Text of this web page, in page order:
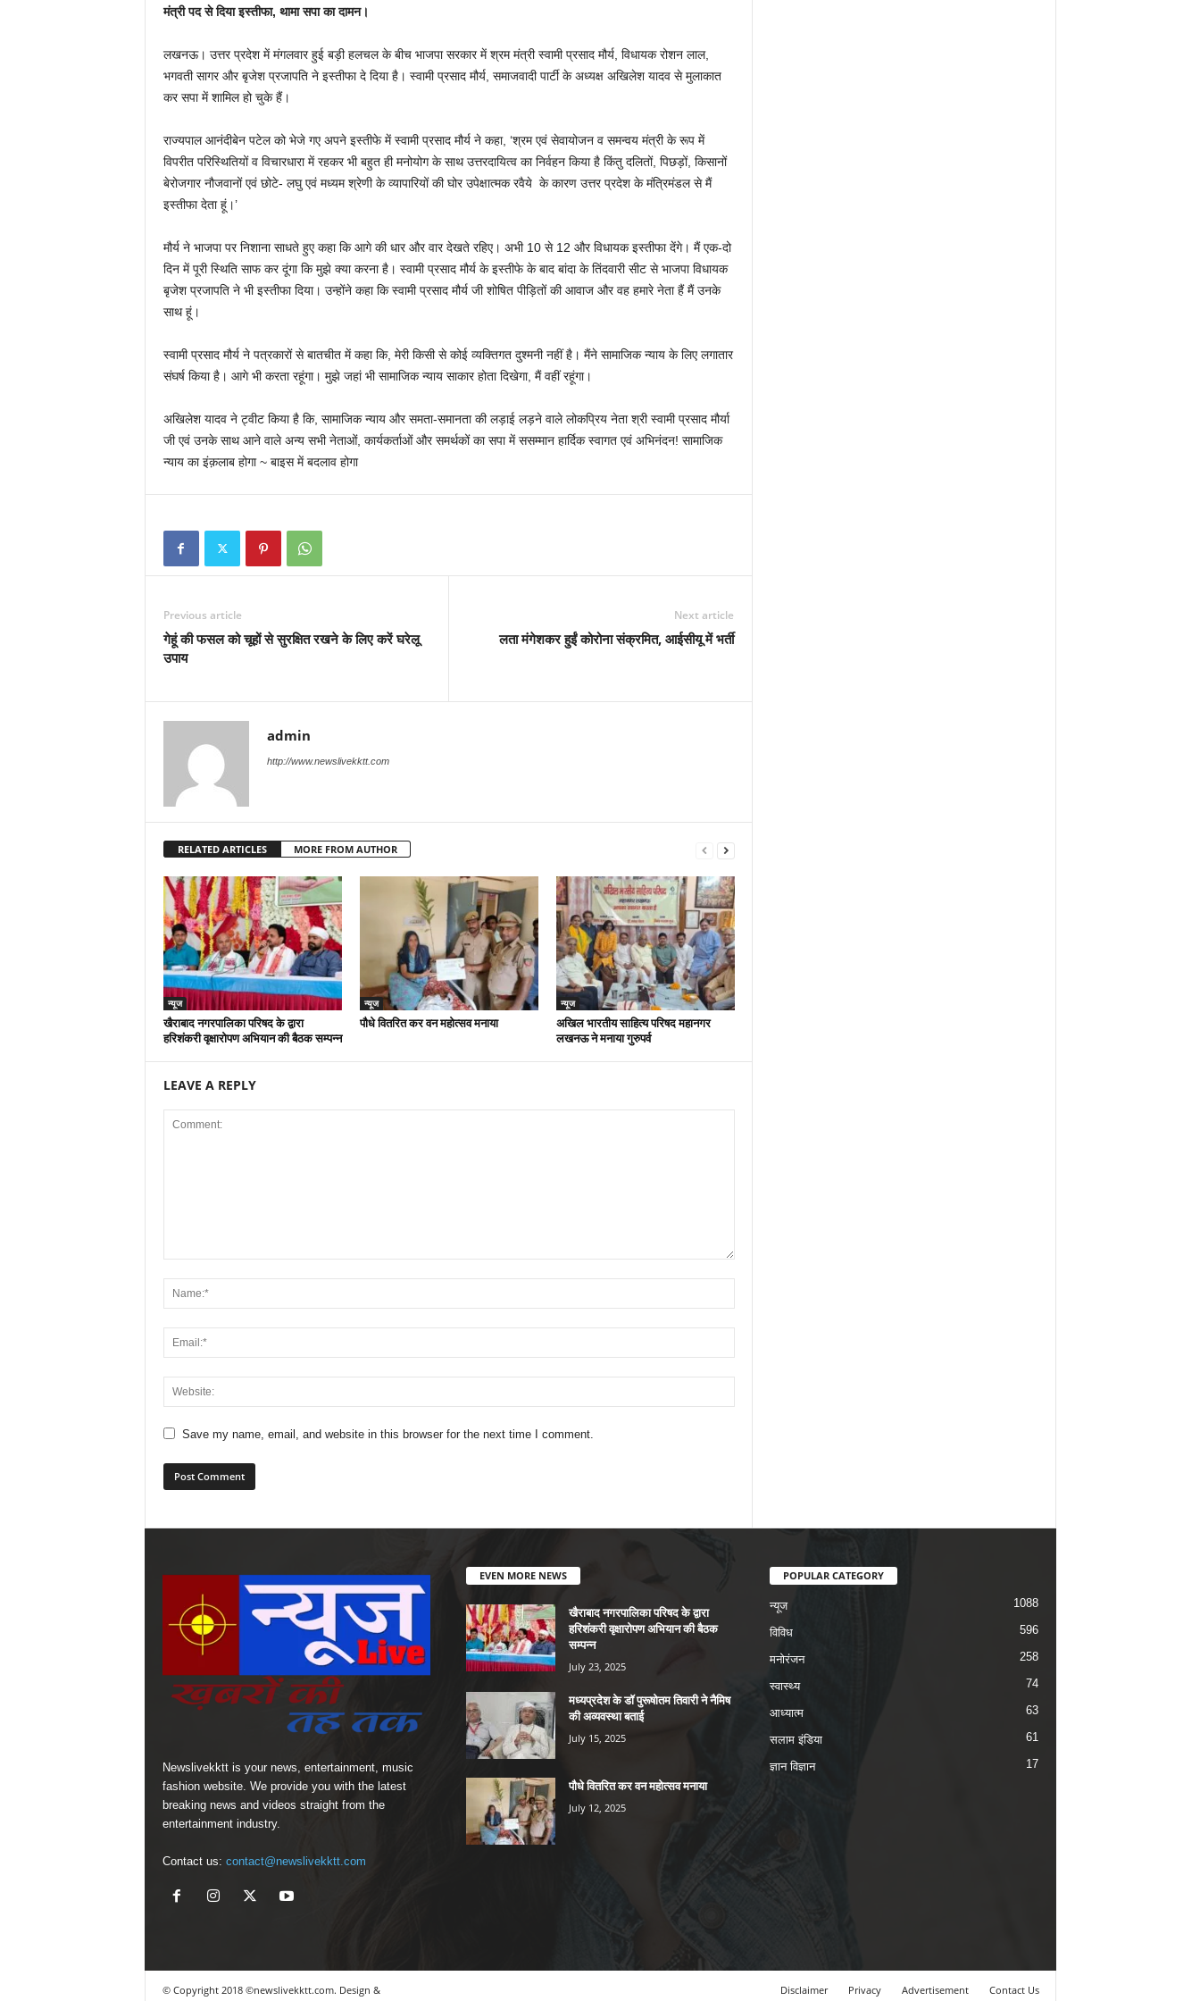
मंत्री पद से दिया इस्तीफा, थामा सपा का दामन।
लखनऊ। उत्तर प्रदेश में मंगलवार हुई बड़ी हलचल के बीच भाजपा सरकार में श्रम मंत्री स्वामी प्रसाद मौर्य, विधायक रोशन लाल,
भगवती सागर और बृजेश प्रजापति ने इस्तीफा दे दिया है। स्वामी प्रसाद मौर्य, समाजवादी पार्टी के अध्यक्ष अखिलेश यादव से मुलाकात
कर सपा में शामिल हो चुके हैं।
राज्यपाल आनंदीबेन पटेल को भेजे गए अपने इस्तीफे में स्वामी प्रसाद मौर्य ने कहा, ‘श्रम एवं सेवायोजन व समन्वय मंत्री के रूप में
विपरीत परिस्थितियों व विचारधारा में रहकर भी बहुत ही मनोयोग के साथ उत्तरदायित्व का निर्वहन किया है किंतु दलितों, पिछड़ों, किसानों
बेरोजगार नौजवानों एवं छोटे- लघु एवं मध्यम श्रेणी के व्यापारियों की घोर उपेक्षात्मक रवैये के कारण उत्तर प्रदेश के मंत्रिमंडल से मैं
इस्तीफा देता हूं।’
मौर्य ने भाजपा पर निशाना साधते हुए कहा कि आगे की धार और वार देखते रहिए। अभी 10 से 12 और विधायक इस्तीफा देंगे। मैं एक-दो
दिन में पूरी स्थिति साफ कर दूंगा कि मुझे क्या करना है। स्वामी प्रसाद मौर्य के इस्तीफे के बाद बांदा के तिंदवारी सीट से भाजपा विधायक
बृजेश प्रजापति ने भी इस्तीफा दिया। उन्होंने कहा कि स्वामी प्रसाद मौर्य जी शोषित पीड़ितों की आवाज और वह हमारे नेता हैं मैं उनके
साथ हूं।
स्वामी प्रसाद मौर्य ने पत्रकारों से बातचीत में कहा कि, मेरी किसी से कोई व्यक्तिगत दुश्मनी नहीं है। मैंने सामाजिक न्याय के लिए लगातार
संघर्ष किया है। आगे भी करता रहूंगा। मुझे जहां भी सामाजिक न्याय साकार होता दिखेगा, मैं वहीं रहूंगा।
अखिलेश यादव ने ट्वीट किया है कि, सामाजिक न्याय और समता-समानता की लड़ाई लड़ने वाले लोकप्रिय नेता श्री स्वामी प्रसाद मौर्या
जी एवं उनके साथ आने वाले अन्य सभी नेताओं, कार्यकर्ताओं और समर्थकों का सपा में ससम्मान हार्दिक स्वागत एवं अभिनंदन! सामाजिक
न्याय का इंक़लाब होगा ~ बाइस में बदलाव होगा
Previous article
गेहूं की फसल को चूहों से सुरक्षित रखने के लिए करें घरेलू
उपाय
Next article
लता मंगेशकर हुईं कोरोना संक्रमित, आईसीयू में भर्ती
admin
http://www.newslivekktt.com
RELATED ARTICLES MORE FROM AUTHOR
न्यूज
खैराबाद नगरपालिका परिषद के द्वारा
हरिशंकरी वृक्षारोपण अभियान की बैठक सम्पन्न
न्यूज
पौधे वितरित कर वन महोत्सव मनाया
न्यूज
अखिल भारतीय साहित्य परिषद महानगर
लखनऊ ने मनाया गुरुपर्व
LEAVE A REPLY
Save my name, email, and website in this browser for the next time I comment.
Newslivekktt is your news, entertainment, music
fashion website. We provide you with the latest
breaking news and videos straight from the
entertainment industry.
Contact us: contact@newslivekktt.com
EVEN MORE NEWS
खैराबाद नगरपालिका परिषद के द्वारा
हरिशंकरी वृक्षारोपण अभियान की बैठक
सम्पन्न
July 23, 2025
मध्यप्रदेश के डॉ पुरूषोतम तिवारी ने नैमिष
की अव्यवस्था बताई
July 15, 2025
पौधे वितरित कर वन महोत्सव मनाया
July 12, 2025
POPULAR CATEGORY
न्यूज 1088
विविध 596
मनोरंजन 258
स्वास्थ्य 74
आध्यात्म 63
सलाम इंडिया 61
ज्ञान विज्ञान 17
Disclaimer Privacy Advertisement Contact Us
© Copyright 2018 ©newslivekktt.com. Design &